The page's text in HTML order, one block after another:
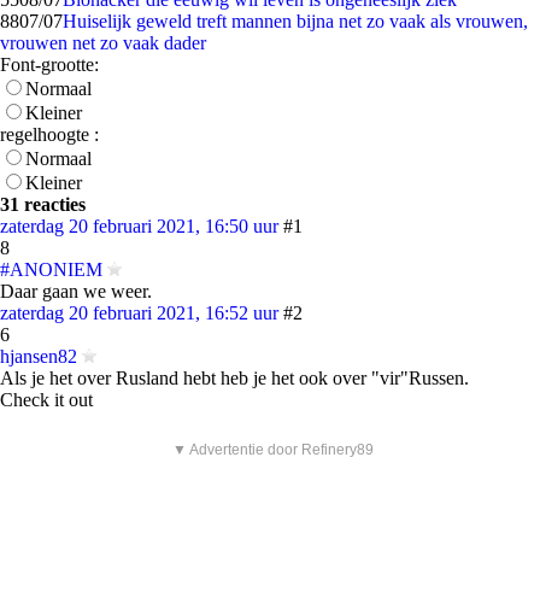
8807/07Huiselijk geweld treft mannen bijna net zo vaak als vrouwen,
vrouwen net zo vaak dader
Font-grootte:
Normaal
Kleiner
regelhoogte :
Normaal
Kleiner
31 reacties
zaterdag 20 februari 2021, 16:50 uur #1
8
#ANONIEM
Daar gaan we weer.
zaterdag 20 februari 2021, 16:52 uur #2
6
hjansen82
Als je het over Rusland hebt heb je het ook over "vir"Russen.
Check it out
▼ Advertentie door Refinery89